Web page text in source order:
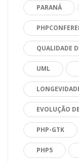
PARANÁ
QUALIDADE
UML
EVOLUÇÃO
PHP-GTK
PHP5